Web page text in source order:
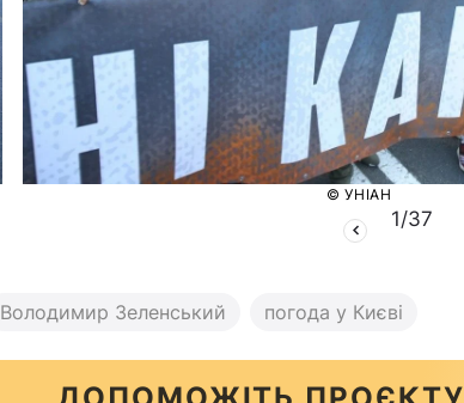
© УНІАН
1/37
Володимир Зеленський погода у Києві